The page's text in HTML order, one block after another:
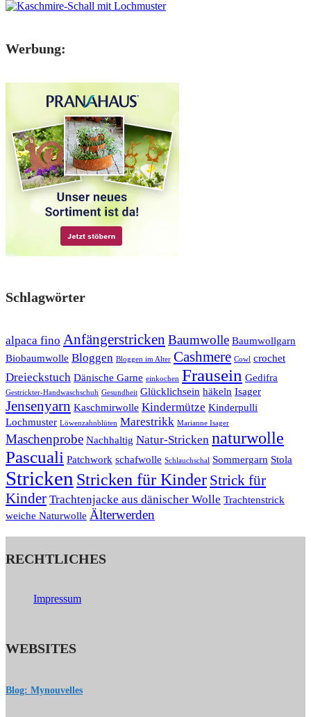
Werbung:
Schlagwörter
alpaca fino Anfängerstricken Baumwolle Baumwollgarn
Biobaumwolle Bloggen Bloggen im Alter Cashmere Cowl crochet
Dreieckstuch Dänische Garne einkochen Frausein Gedifra
Gestrickter-Handwaschschuh Gesundheit Glücklichsein häkeln Isager
Jensenyarn Kaschmirwolle Kindermütze Kinderpulli
Lochmuster Löwenzahnblüten Marestrikk Marianne Isager
Maschenprobe Nachhaltig Natur-Stricken naturwolle
Pascuali Patchwork schafwolle Schlauchschal Sommergarn Stola
Stricken Stricken für Kinder Strick für
Kinder Trachtenjacke aus dänischer Wolle Trachtenstrick
weiche Naturwolle Älterwerden
RECHTLICHES
Impressum
WEBSITES
Blog: Mynouvelles